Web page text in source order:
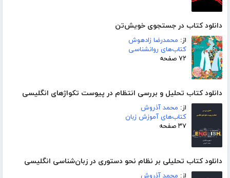
دانلود کتاب در جستجوی خویش‌تن
از: محمدرضا زادهوش
کتاب‌های روانشناسی
۷۲ صفحه
دانلود کتاب تحلیل و بررسی انتظام در پیوست تکواژهای انگلیسی
از: محمد آذروش
کتاب‌های آموزش زبان
۳۷ صفحه
دانلود کتاب تحلیلی بر نظام نحو دستوری در زبان‌شناسی انگلیسی
از: محمد آذروش